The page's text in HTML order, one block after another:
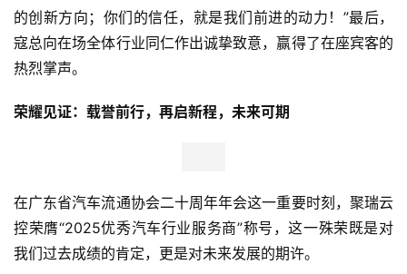
新
科
技
投
人
工
智
的创新方向；你们的信任，就是我们前进的动力！”最后，
寇总向在场全体行业同仁作出诚挚致意，赢得了在座宾客的
热烈掌声。
荣耀见证：载誉前行，再启新程，未来可期
在广东省汽车流通协会二十周年年会这一重要时刻，聚瑞云
控荣膺“2025优秀汽车行业服务商”称号，这一殊荣既是对
我们过去成绩的肯定，更是对未来发展的期许。